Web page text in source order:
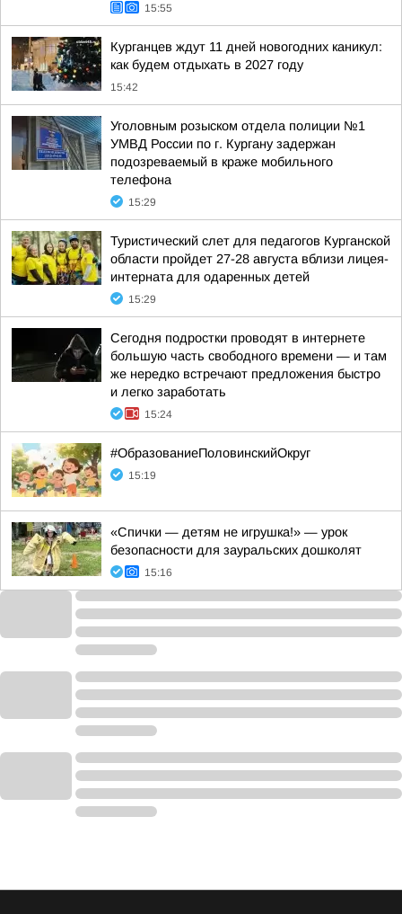
15:55
Курганцев ждут 11 дней новогодних каникул:
как будем отдыхать в 2027 году
15:42
Уголовным розыском отдела полиции №1
УМВД России по г. Кургану задержан
подозреваемый в краже мобильного
телефона
15:29
Туристический слет для педагогов Курганской
области пройдет 27-28 августа вблизи лицея-
интерната для одаренных детей
15:29
Сегодня подростки проводят в интернете
большую часть свободного времени — и там
же нередко встречают предложения быстро
и легко заработать
15:24
#ОбразованиеПоловинскийОкруг
15:19
«Спички — детям не игрушка!» — урок
безопасности для зауральских дошколят
15:16